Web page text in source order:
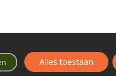
Alles toestaan